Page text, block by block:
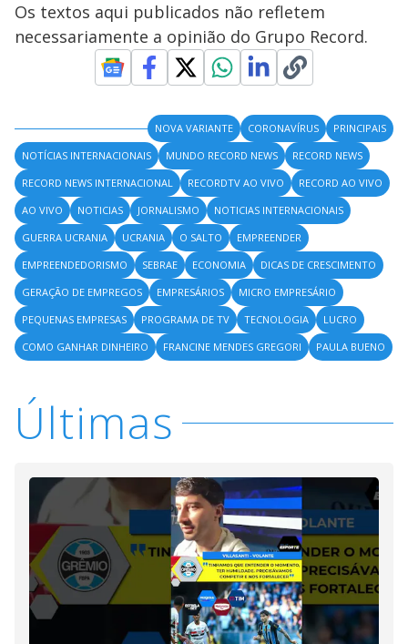
Os textos aqui publicados não refletem
necessariamente a opinião do Grupo Record.
NOVA VARIANTE CORONAVÍRUS
PRINCIPAIS
NOTÍCIAS INTERNACIONAIS
MUNDO RECORD NEWS
RECORD NEWS
RECORD NEWS INTERNACIONAL
RECORDTV AO VIVO
RECORD AO VIVO
AO VIVO
NOTICIAS JORNALISMO
NOTICIAS INTERNACIONAIS
GUERRA UCRANIA
UCRANIA O SALTO
EMPREENDER
EMPREENDEDORISMO
SEBRAE ECONOMIA
DICAS DE CRESCIMENTO
GERAÇÃO DE EMPREGOS
EMPRESÁRIOS
MICRO EMPRESÁRIO
PEQUENAS EMPRESAS
PROGRAMA DE TV TECNOLOGIA
LUCRO
COMO GANHAR DINHEIRO
FRANCINE MENDES GREGORI PAULA BUENO
Últimas